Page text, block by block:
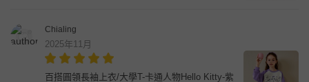
Chialing
2025年11月
百搭圓領長袖上衣/大學T-卡通人物Hello Kitty-紫